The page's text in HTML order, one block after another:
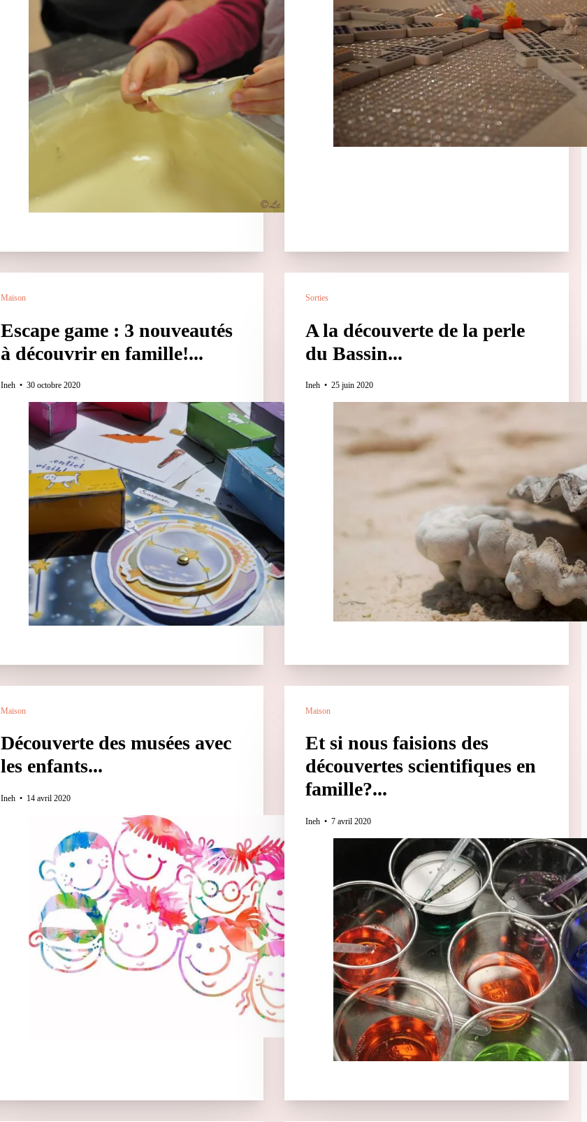
Maison
Escape game : 3 nouveautés
à découvrir en famille!...
Ineh 30 octobre 2020
Sorties
A la découverte de la perle
du Bassin...
Ineh 25 juin 2020
Maison
Découverte des musées avec
les enfants...
Ineh 14 avril 2020
Maison
Et si nous faisions des
découvertes scientifiques en
famille?...
Ineh 7 avril 2020